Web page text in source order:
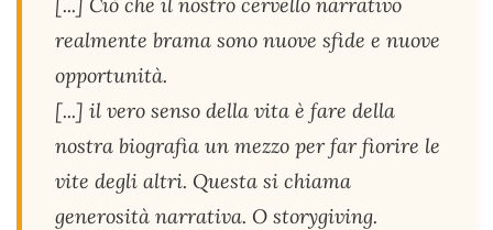
realmente brama sono nuove sfide e nuove
opportunità.
[...] il vero senso della vita è fare della
nostra biografia un mezzo per far fiorire le
vite degli altri. Questa si chiama
generosità narrativa. O storygiving.